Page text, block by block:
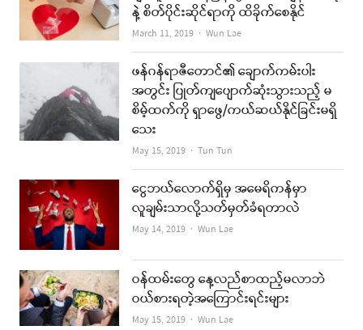
နဲ့ စိတ်ပိုင်းဆိုင်ရာကို ထိခိုက်စေနိုင်
March 11, 2019 Author
Wun Lae
ဖန်ဂန်ရာဇီတောင်၏ ချောက်ကမ်းပါး
အတွင်း ပြုတ်ကျပျောက်ဆုံးသွားသည့် မ
စိမ့်ထက်ကို ရှာဖွေ/ကယ်ဆယ်နိုင်ခြင်းမရှိ
သေး
May 15, 2019 Author
Tun Tun
ငွေဘယ်လောက်ရှိမှ အမေရိကန်မှာ
လူချမ်းသာလို့သတ်မှတ်ခံရတာလဲ
May 14, 2019 Author
Wun Lae
ဝန်ထမ်းတွေ နေ့လည်စာထည့်မလာဘဲ
ဝယ်စားရတဲ့အကြောင်းရင်းများ
May 15, 2019 Author
Wun Lae